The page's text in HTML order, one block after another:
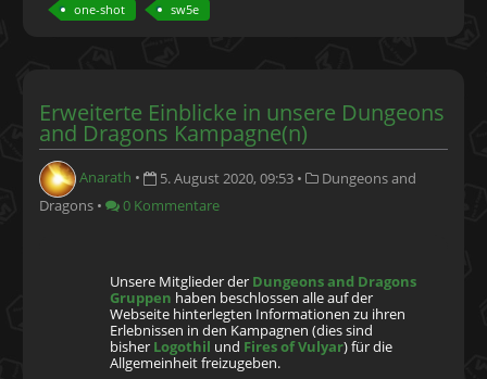
one-shot
sw5e
Erweiterte Einblicke in unsere Dungeons
and Dragons Kampagne(n)
Anarath • 5. August 2020, 09:53 •
Dungeons and
Dragons • 0 Kommentare
Unsere Mitglieder der Dungeons and Dragons
Gruppen haben beschlossen alle auf der
Webseite hinterlegten Informationen zu ihren
Erlebnissen in den Kampagnen (dies sind
bisher Logothil und Fires of Vulyar) für die
Allgemeinheit freizugeben.